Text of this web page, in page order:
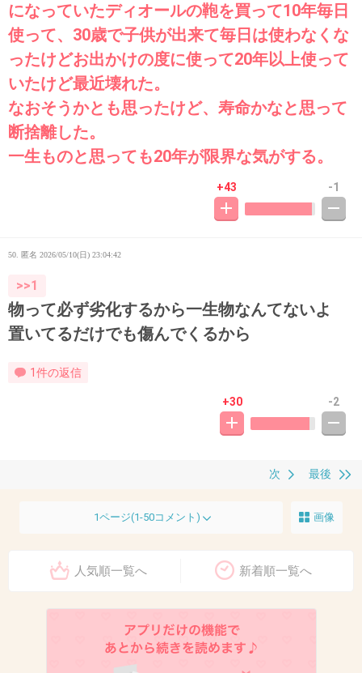
になっていたディオールの鞄を買って10年毎日
使って、30歳で子供が出来て毎日は使わなくな
ったけどお出かけの度に使って20年以上使って
いたけど最近壊れた。
なおそうかとも思ったけど、寿命かなと思って
断捨離した。
一生ものと思っても20年が限界な気がする。
+43 -1
50. 匿名 2026/05/10(日) 23:04:42
>>1
物って必ず劣化するから一生物なんてないよ
置いてるだけでも傷んでくるから
1件の返信
+30 -2
最後
次
1ページ(1-50コメント) 画像
人気順一覧へ 新着順一覧へ